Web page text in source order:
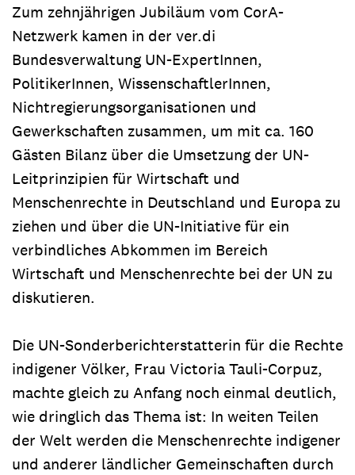
Zum zehnjährigen Jubiläum vom CorA-
Netzwerk kamen in der ver.di
Bundesverwaltung UN-ExpertInnen,
PolitikerInnen, WissenschaftlerInnen,
Nichtregierungsorganisationen und
Gewerkschaften zusammen, um mit ca. 160
Gästen Bilanz über die Umsetzung der UN-
Leitprinzipien für Wirtschaft und
Menschenrechte in Deutschland und Europa zu
ziehen und über die UN-Initiative für ein
verbindliches Abkommen im Bereich
Wirtschaft und Menschenrechte bei der UN zu
diskutieren.
Die UN-Sonderberichterstatterin für die Rechte
indigener Völker, Frau Victoria Tauli-Corpuz,
machte gleich zu Anfang noch einmal deutlich,
wie dringlich das Thema ist: In weiten Teilen
der Welt werden die Menschenrechte indigener
und anderer ländlicher Gemeinschaften durch